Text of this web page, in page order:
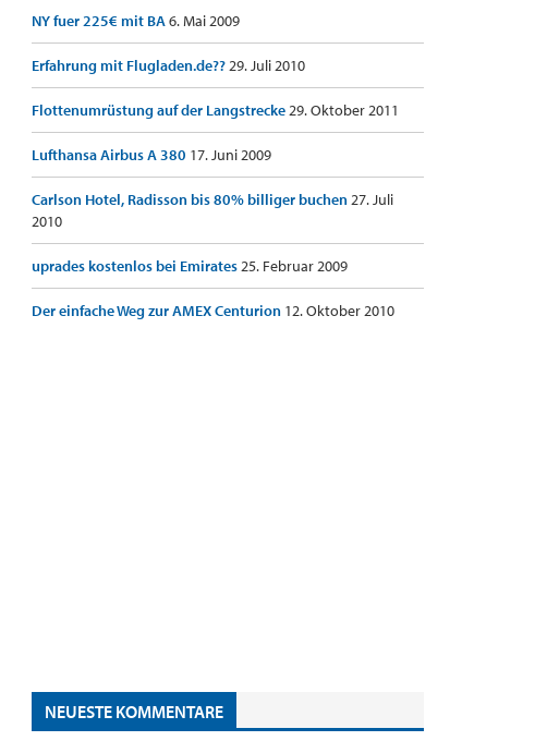
NY fuer 225€ mit BA6. Mai 2009
Erfahrung mit Flugladen.de??29. Juli 2010
Flottenumrüstung auf der Langstrecke29. Oktober 2011
Lufthansa Airbus A 380 17. Juni 2009
Carlson Hotel, Radisson bis 80% billiger buchen27. Juli
2010
uprades kostenlos bei Emirates25. Februar 2009
Der einfache Weg zur AMEX Centurion 12. Oktober 2010
NEUESTE KOMMENTARE